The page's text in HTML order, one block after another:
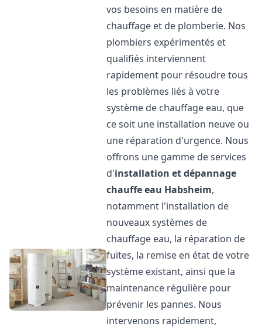
vos besoins en matière de
chauffage et de plomberie. Nos
plombiers expérimentés et
qualifiés interviennent
rapidement pour résoudre tous
les problèmes liés à votre
système de chauffage eau, que
ce soit une installation neuve ou
une réparation d'urgence. Nous
offrons une gamme de services
d'installation et dépannage
chauffe eau Habsheim,
notamment l'installation de
nouveaux systèmes de
chauffage eau, la réparation de
fuites, la remise en état de votre
système existant, ainsi que la
maintenance régulière pour
prévenir les pannes. Nous
intervenons rapidement,